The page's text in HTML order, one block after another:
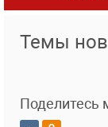
Темы
Поделитесь